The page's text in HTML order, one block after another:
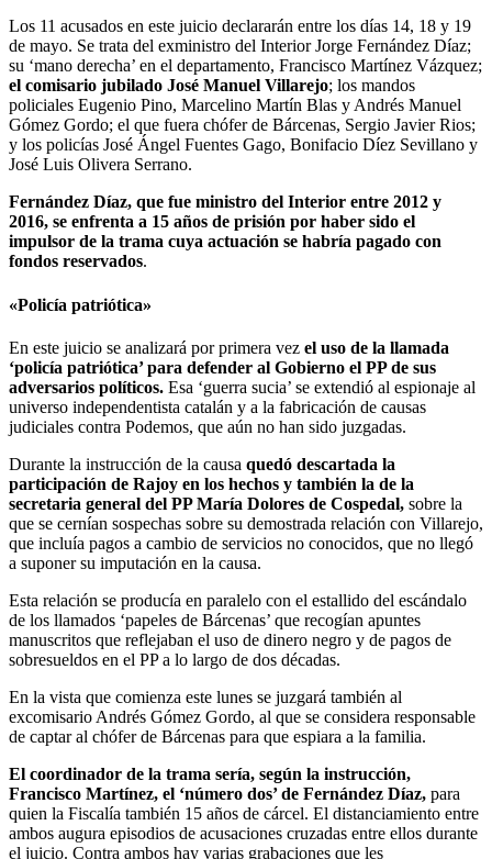
Los 11 acusados en este juicio declararán entre los días 14, 18 y 19
de mayo. Se trata del exministro del Interior Jorge Fernández Díaz;
su ‘mano derecha’ en el departamento, Francisco Martínez Vázquez;
el comisario jubilado José Manuel Villarejo; los mandos
policiales Eugenio Pino, Marcelino Martín Blas y Andrés Manuel
Gómez Gordo; el que fuera chófer de Bárcenas, Sergio Javier Rios;
y los policías José Ángel Fuentes Gago, Bonifacio Díez Sevillano y
José Luis Olivera Serrano.
Fernández Díaz, que fue ministro del Interior entre 2012 y
2016, se enfrenta a 15 años de prisión por haber sido el
impulsor de la trama cuya actuación se habría pagado con
fondos reservados.
«Policía patriótica»
En este juicio se analizará por primera vez el uso de la llamada
‘policía patriótica’ para defender al Gobierno el PP de sus
adversarios políticos. Esa ‘guerra sucia’ se extendió al espionaje al
universo independentista catalán y a la fabricación de causas
judiciales contra Podemos, que aún no han sido juzgadas.
Durante la instrucción de la causa quedó descartada la
participación de Rajoy en los hechos y también la de la
secretaria general del PP María Dolores de Cospedal, sobre la
que se cernían sospechas sobre su demostrada relación con Villarejo,
que incluía pagos a cambio de servicios no conocidos, que no llegó
a suponer su imputación en la causa.
Esta relación se producía en paralelo con el estallido del escándalo
de los llamados ‘papeles de Bárcenas’ que recogían apuntes
manuscritos que reflejaban el uso de dinero negro y de pagos de
sobresueldos en el PP a lo largo de dos décadas.
En la vista que comienza este lunes se juzgará también al
excomisario Andrés Gómez Gordo, al que se considera responsable
de captar al chófer de Bárcenas para que espiara a la familia.
El coordinador de la trama sería, según la instrucción,
Francisco Martínez, el ‘número dos’ de Fernández Díaz, para
quien la Fiscalía también 15 años de cárcel. El distanciamiento entre
ambos augura episodios de acusaciones cruzadas entre ellos durante
el juicio. Contra ambos hay varias grabaciones que les